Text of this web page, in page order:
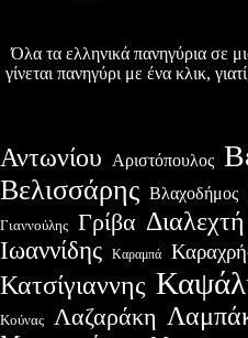
Όλα τα ελληνικά πανηγύρια σε
γίνεται πανηγύρι με ένα κλικ,
Αντωνίου Αριστόπουλος
Βελισσάρης Βλαχοδήμος
Γιαννούλης Γρίβα Διαλεχτή
Ιωαννίδης Καραμπά
Κατσίγιαννης
Κούνας Λαζαράκη